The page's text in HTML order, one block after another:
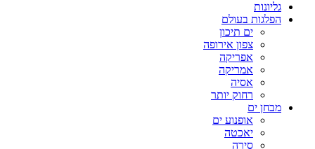
גליונות
הפלגות בעולם
ים תיכון
צפון אירופה
אפריקה
אמריקה
אסיה
רחוק יותר
מבחן ים
אופנוע ים
יאכטה
סירה